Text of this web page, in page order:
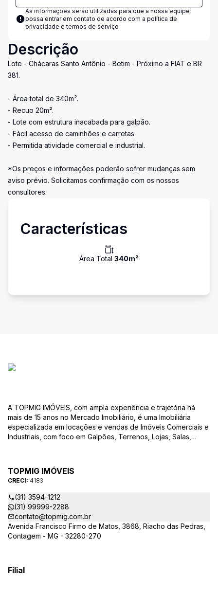
As informações serão utilizadas para que a nossa equipe
possa entrar em contato de acordo com a política de
privacidade e termos de serviço
Descrição
Lote - Chácaras Santo Antônio - Betim - Próximo a FIAT e BR
381.
- Área total de 340m².
- Recuo 20m².
- Lote com estrutura inacabada para galpão.
- Fácil acesso de caminhões e carretas
- Permitida atividade comercial e industrial.
*Os preços e informações poderão sofrer mudanças sem
aviso prévio. Solicitamos confirmação com os nossos
consultores.
Características
Área Total 340m²
A TOPMIG IMÓVEIS, com ampla experiência e trajetória há
mais de 15 anos no Mercado Imobiliário, é uma Imobiliária
especializada em locações e vendas de Imóveis Comerciais e
Industriais, com foco em Galpões, Terrenos, Lojas, Salas,
suas necessidades e objetivos comerciais. Nossos corretores,
devidamente credenciados ao CRECI-MG, estão à disposição
para sanar todas as suas dúvidas e orientá-los na melhor
escolha do imóvel que se adapte ao seu negócio. A TOPMIG
IMÓVEIS é uma Imobiliária diferenciada no mercado e
apresenta as seguintes vantagens: Acompanhamento
Personalizado: Acompanhamos com exclusividade os nossos
clientes em visitas, garantindo que o imóvel apresentado
cliente, auxiliando na tomada de decisões estratégicas para o
TOPMIG IMÓVEIS
CRECI: 4183
(31) 3594-1212
(31) 99999-2288
contato@topmig.com.br
Avenida Francisco Firmo de Matos, 3868, Riacho das Pedras,
Contagem - MG - 32280-270
Filial